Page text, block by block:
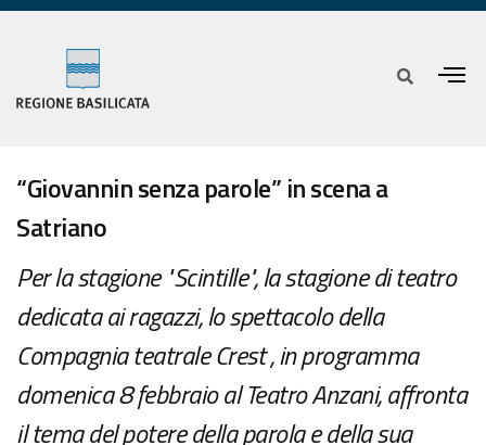
“Giovannin senza parole” in scena a
Satriano
Per la stagione "Scintille", la stagione di teatro
dedicata ai ragazzi, lo spettacolo della
Compagnia teatrale Crest , in programma
domenica 8 febbraio al Teatro Anzani, affronta
il tema del potere della parola e della sua